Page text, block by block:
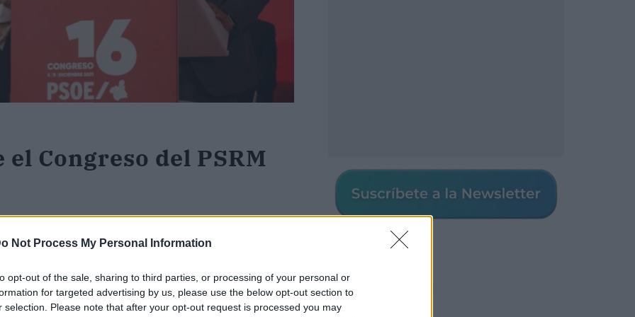
Not Process My Personal Information
opt-out of the sale, sharing to third parties, or processing of your personal or
for targeted advertising by us, please use the below opt-out section to
selection. Please note that after your opt-out request is processed you may
Congreso del PSRM
sido el encargado de inaugurar el XVI
contra el Partido Popular, al que ha
de Murcia.
Los más vistos